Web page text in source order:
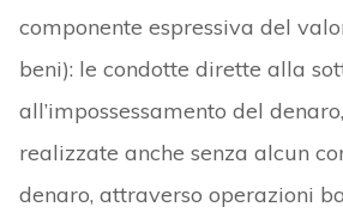
componente espressiva del
beni): le condotte dirette alla
all’impossessamento del
realizzate anche senza alcun
denaro, attraverso operazioni